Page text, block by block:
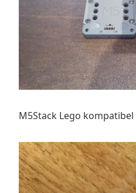
M5Stack Lego kompatibel